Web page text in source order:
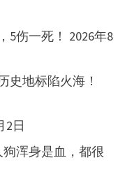
5伤一死！ 2026年8
史地标陷火海！
2日
浑身是血，都很